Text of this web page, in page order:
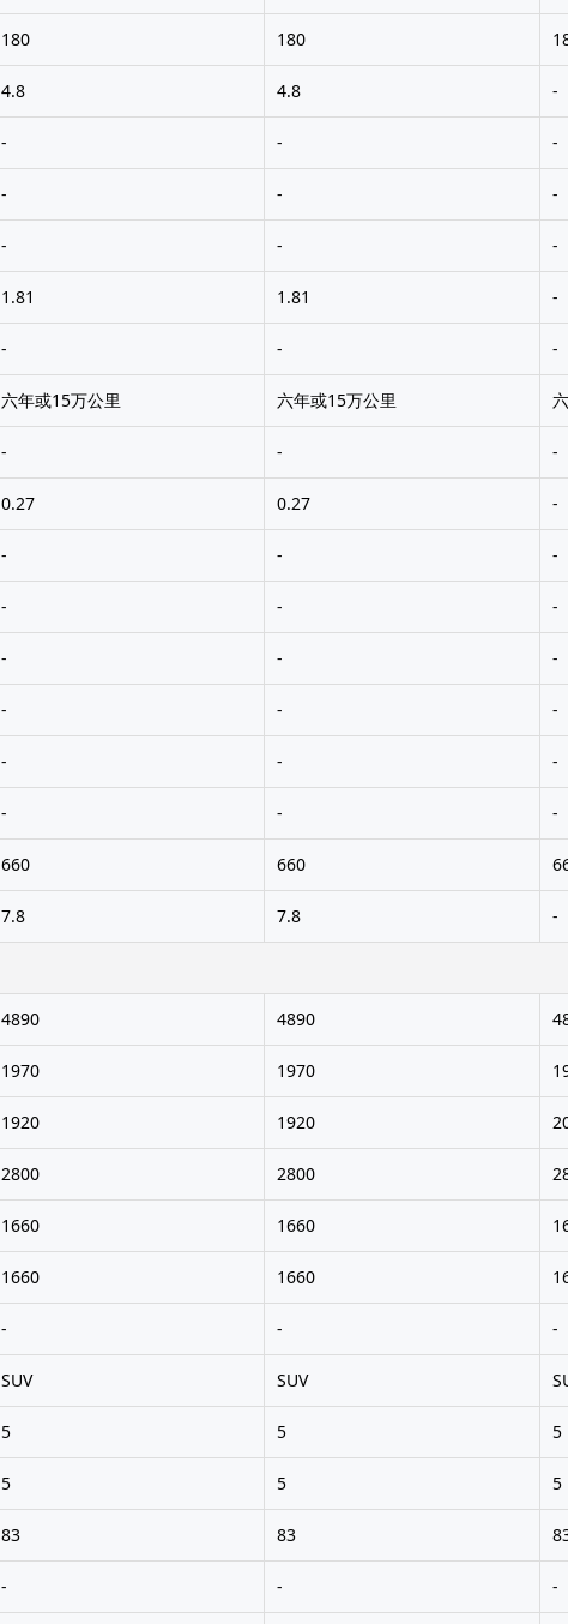
180 180
4.8 4.8 -
- - -
- - -
- - -
1.81 1.81 -
- - -
六年或15万公里 六年或15万公里
- - -
0.27 0.27 -
- - -
- - -
- - -
- - -
- - -
- - -
660 660
7.8 7.8 -
4890 4890
1970 1970
1920 1920
2800 2800
1660 1660
1660 1660
- - -
SUV SUV
5 5 5
5 5 5
83 83
- - -